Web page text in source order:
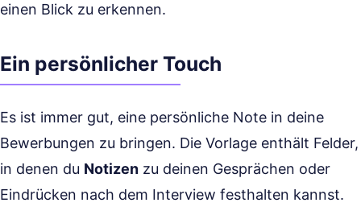
einen Blick zu erkennen.
Ein persönlicher Touch
Es ist immer gut, eine persönliche Note in deine
Bewerbungen zu bringen. Die Vorlage enthält Felder,
in denen du Notizen zu deinen Gesprächen oder
Eindrücken nach dem Interview festhalten kannst.